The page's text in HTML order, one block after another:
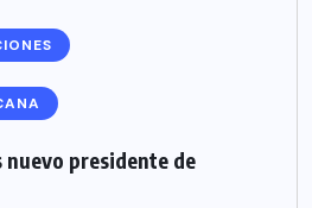
nuevo presidente de